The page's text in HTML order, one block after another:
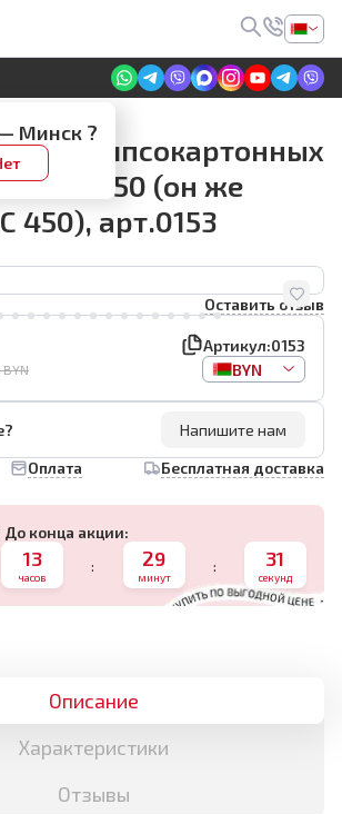
Прием заявок на сайте
Минск ?
для гипсокартонных
PLAC 450 (он же
450), арт.0153
Оставить отзыв
Артикул:0153
BYN BYN
Напишите нам
Оплата Бесплатная доставка
До конца акции:
13
часов
: 29
минут
: 31
секунд
Описание
Характеристики
Отзывы